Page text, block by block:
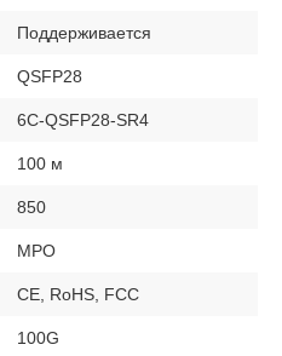
Поддерживается
QSFP28
6C-QSFP28-SR4
100 м
850
MPO
CE, RoHS, FCC
100G